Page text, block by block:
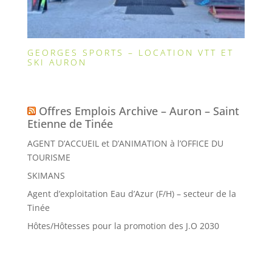
GEORGES SPORTS – LOCATION VTT ET
SKI AURON
Offres Emplois Archive – Auron – Saint
Etienne de Tinée
AGENT D’ACCUEIL et D’ANIMATION à l’OFFICE DU
TOURISME
SKIMANS
Agent d’exploitation Eau d’Azur (F/H) – secteur de la
Tinée
Hôtes/Hôtesses pour la promotion des J.O 2030